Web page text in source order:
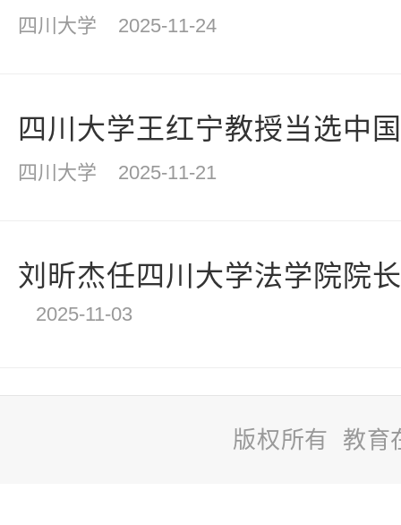
四川大学 2025-11-24
四川大学王红宁教授当选中
四川大学 2025-11-21
刘昕杰任四川大学法学院院长
2025-11-03
版权所有 教育